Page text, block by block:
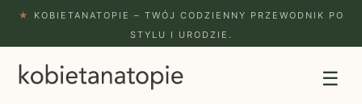
★
KOBIETANATOPIE – TWÓJ CODZIENNY PRZEWODNIK PO
STYLU I URODZIE.
☰